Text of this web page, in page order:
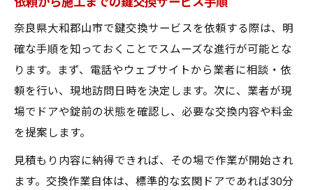
奈良県大和郡山市で鍵交換サービスを依頼する際は、明
確な手順を知っておくことでスムーズな進行が可能とな
ります。まず、電話やウェブサイトから業者に相談・依
頼を行い、現地訪問日時を決定します。次に、業者が現
場でドアや錠前の状態を確認し、必要な交換内容や料金
を提案します。
見積もり内容に納得できれば、その場で作業が開始され
ます。交換作業自体は、標準的な玄関ドアであれば30分